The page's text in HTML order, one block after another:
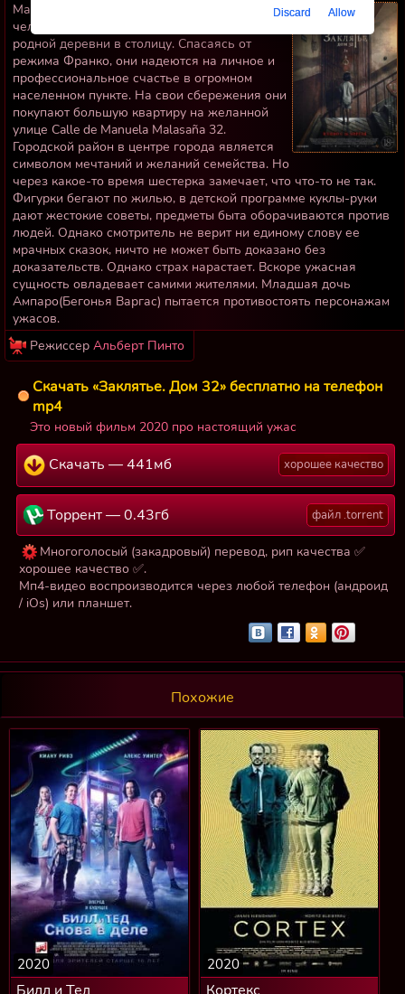
Мадрид, 1976: Семья Ольмедо из шести
человек переезжает из своей маленькой
родной деревни в столицу. Спасаясь от
режима Франко, они надеются на личное и
профессиональное счастье в огромном
населенном пункте. На свои сбережения они
покупают большую квартиру на желанной
улице Calle de Manuela Malasaña 32.
Городской район в центре города является
символом мечтаний и желаний семейства. Но
через какое-то время шестерка замечает, что что-то не так.
Фигурки бегают по жилью, в детской программе куклы-руки
дают жестокие советы, предметы быта оборачиваются против
людей. Однако смотритель не верит ни единому слову ее
мрачных сказок, ничто не может быть доказано без
доказательств. Однако страх нарастает. Вскоре ужасная
сущность овладевает самими жителями. Младшая дочь
Ампаро(Бегонья Варгас) пытается противостоять персонажам
ужасов.
Режиссер Альберт Пинто
Скачать «Заклятье. Дом 32» бесплатно на телефон
mp4
Это новый фильм 2020 про настоящий ужас
Скачать — 441мб хорошее качество
Торрент — 0.43гб файл .torrent
Многоголосый (закадровый) перевод, рип качества ✅
хорошее качество ✅.
Мп4-видео воспроизводится через любой телефон (андроид
/ iOs) или планшет.
Похожие
2020 2020
Discard Allow